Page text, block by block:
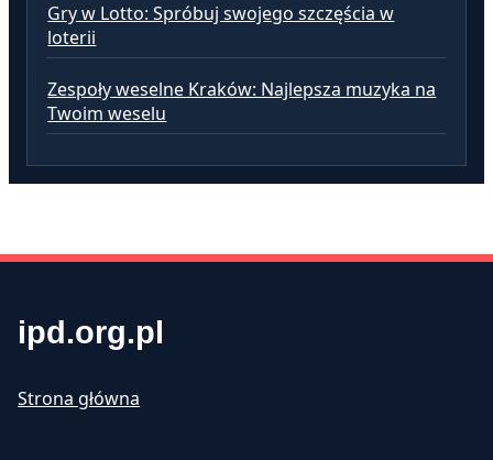
Gry w Lotto: Spróbuj swojego szczęścia w
loterii
Zespoły weselne Kraków: Najlepsza muzyka na
Twoim weselu
ipd.org.pl
Strona główna